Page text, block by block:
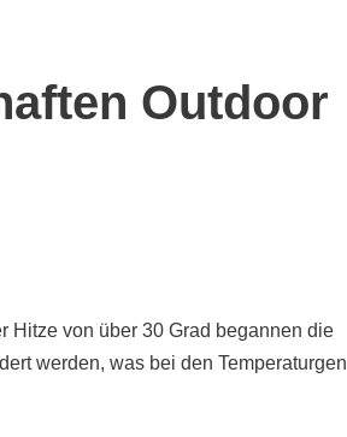
Outdoor
Hitze von über 30 Grad begannen die
werden, was bei den Temperaturgen